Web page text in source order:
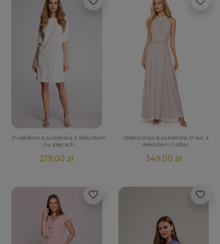
Pudełkowa sukienka z dekoltem
na plecach
219,00 zł
Wieczorowa sukienka maxi z
dekoltem halter
349,00 zł